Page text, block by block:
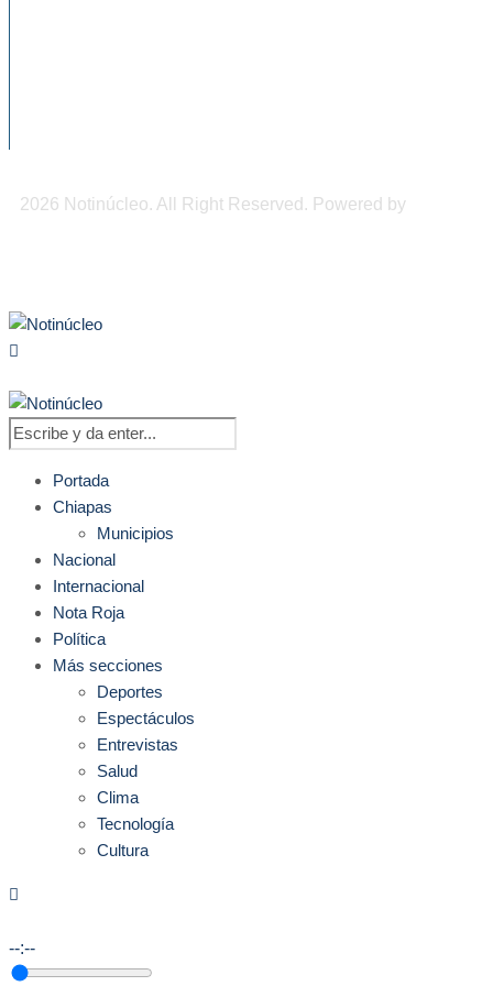
2026 Notinúcleo. All Right Reserved. Powered by
Portada
Chiapas
Municipios
Nacional
Internacional
Nota Roja
Política
Más secciones
Deportes
Espectáculos
Entrevistas
Salud
Clima
Tecnología
Cultura
--:--